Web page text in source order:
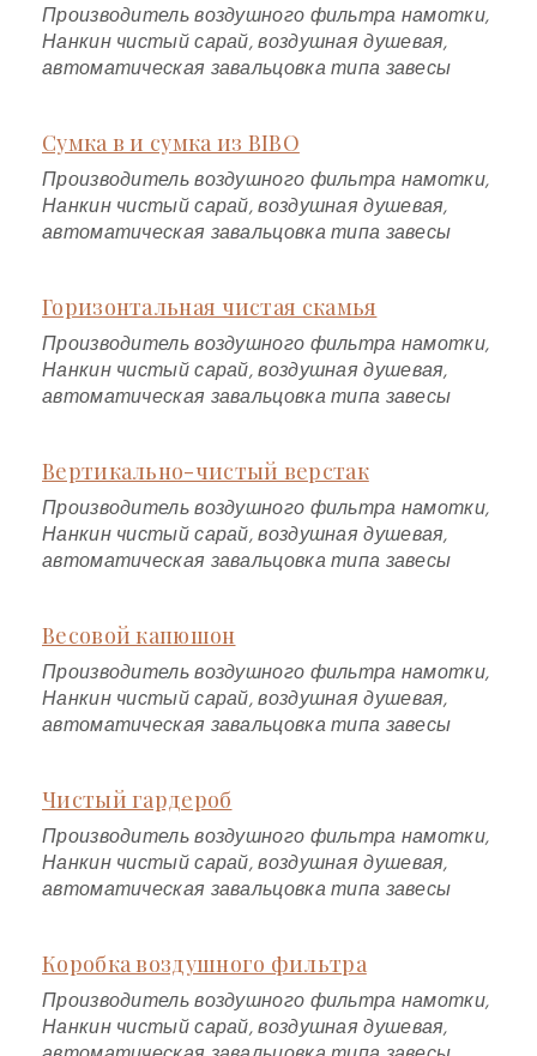
Производитель воздушного фильтра намотки,
Нанкин чистый сарай, воздушная душевая,
автоматическая завальцовка типа завесы
Сумка в и сумка из BIBO
Производитель воздушного фильтра намотки,
Нанкин чистый сарай, воздушная душевая,
автоматическая завальцовка типа завесы
Горизонтальная чистая скамья
Производитель воздушного фильтра намотки,
Нанкин чистый сарай, воздушная душевая,
автоматическая завальцовка типа завесы
Вертикально-чистый верстак
Производитель воздушного фильтра намотки,
Нанкин чистый сарай, воздушная душевая,
автоматическая завальцовка типа завесы
Весовой капюшон
Производитель воздушного фильтра намотки,
Нанкин чистый сарай, воздушная душевая,
автоматическая завальцовка типа завесы
Чистый гардероб
Производитель воздушного фильтра намотки,
Нанкин чистый сарай, воздушная душевая,
автоматическая завальцовка типа завесы
Коробка воздушного фильтра
Производитель воздушного фильтра намотки,
Нанкин чистый сарай, воздушная душевая,